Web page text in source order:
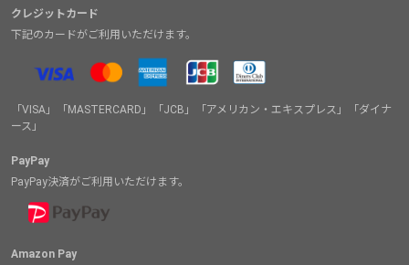
クレジットカード
下記のカードがご利用いただけます。
「VISA」「MASTERCARD」「JCB」「アメリカン・エキスプレス」「ダイナ
ース」
PayPay
PayPay決済がご利用いただけます。
Amazon Pay